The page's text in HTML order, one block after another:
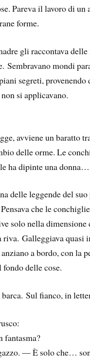
Pareva il lavoro di
forme.
gli raccontava
Sembravano mondi
segreti,
si applicavano.
avviene un baratto
delle orme. Le
ha dipinte una donna…
delle leggende del
che le
solo nella
Galleggiava quasi
a bordo, con la
fondo delle cose.
Sul fianco, in
fantasma?
— È solo che…